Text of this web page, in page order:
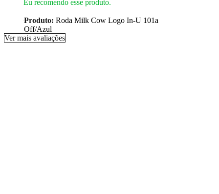
Eu recomendo esse produto.
Produto: Roda Milk Cow Logo In-U 101a
Off/Azul
Ver mais avaliações